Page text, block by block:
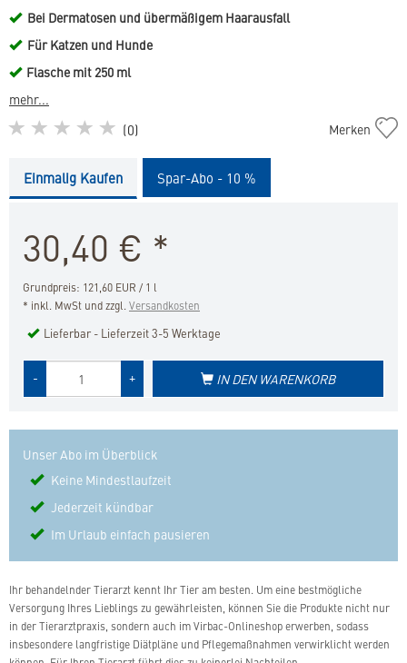
Bei Dermatosen und übermäßigem Haarausfall
Für Katzen und Hunde
Flasche mit 250 ml
mehr...
(0)
Megaderm
Merken
Einmalig Kaufen Spar-Abo - 10 %
30,40 € *
Grundpreis: 121,60 EUR / 1 l
* inkl. MwSt und zzgl.Versandkosten
Lieferbar - Lieferzeit 3-5 Werktage
+
- IN DEN WARENKORB
Unser Abo im Überblick
Keine Mindestlaufzeit
Jederzeit kündbar
Im Urlaub einfach pausieren
Ihr behandelnder Tierarzt kennt Ihr Tier am besten. Um eine bestmögliche
Versorgung Ihres Lieblings zu gewährleisten, können Sie die Produkte nicht nur
in der Tierarztpraxis, sondern auch im Virbac-Onlineshop erwerben, sodass
insbesondere langfristige Diätpläne und Pflegemaßnahmen verwirklicht werden